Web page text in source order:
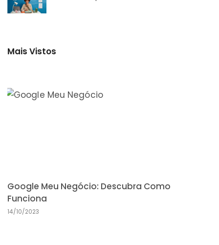
Mais Vistos
Google Meu Negócio: Descubra Como
Funciona
14/10/2023